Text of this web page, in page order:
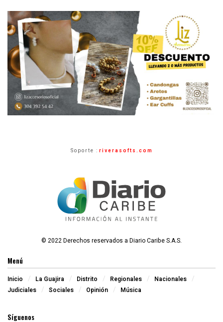
Soporte : riverasofts.com
© 2022 Derechos reservados a Diario Caribe S.A.S.
Menú
Inicio La Guajira Distrito Regionales
Nacionales
Judiciales
Sociales Opinión Música
Síguenos